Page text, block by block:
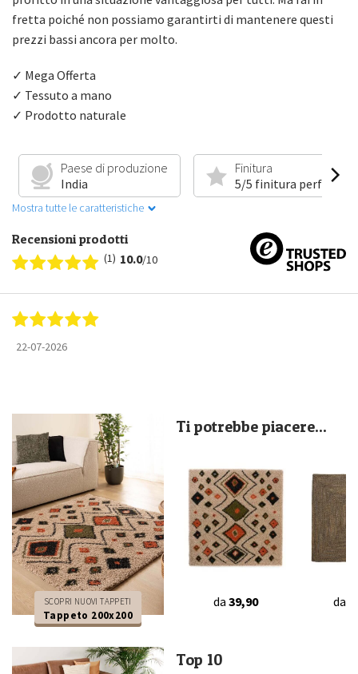
fretta poiché non possiamo garantirti di mantenere questi
prezzi bassi ancora per molto.
✓ Mega Offerta
✓ Tessuto a mano
✓ Prodotto naturale
Paese di produzione
India
Finitura
5/5 finitura perfetta
Mostra tutte le caratteristiche
Recensioni prodotti
(1) 10.0/10
22-07-2026
SCOPRI NUOVI TAPPETI
Tappeto 200x200
Ti potrebbe piacere...
da 39,90 da
Top 10